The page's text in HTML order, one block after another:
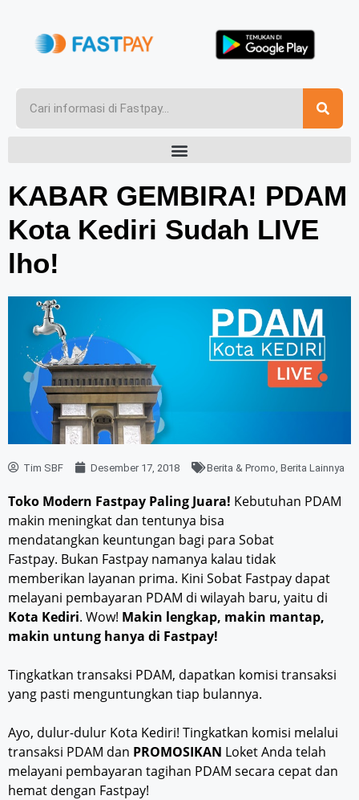
KABAR GEMBIRA! PDAM
Kota Kediri Sudah LIVE
lho!
Tim SBF Desember 17, 2018 Berita & Promo Berita Lainnya
Toko Modern Fastpay Paling Juara! Kebutuhan PDAM
makin meningkat dan tentunya bisa
mendatangkan keuntungan bagi para Sobat
Fastpay. Bukan Fastpay namanya kalau tidak
memberikan layanan prima. Kini Sobat Fastpay dapat
melayani pembayaran PDAM di wilayah baru, yaitu di
Kota Kediri. Wow! Makin lengkap, makin mantap,
makin untung hanya di Fastpay!
Tingkatkan transaksi PDAM, dapatkan komisi transaksi
yang pasti menguntungkan tiap bulannya.
Ayo, dulur-dulur Kota Kediri! Tingkatkan komisi melalui
transaksi PDAM dan PROMOSIKAN Loket Anda telah
melayani pembayaran tagihan PDAM secara cepat dan
hemat dengan Fastpay!